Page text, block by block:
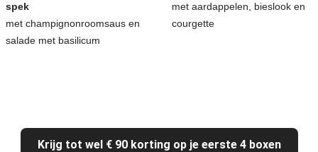
spek
met champignonroomsaus en
salade met basilicum
met aardappelen, bieslook en
courgette
Krijg tot wel € 90 korting op je eerste 4 boxen